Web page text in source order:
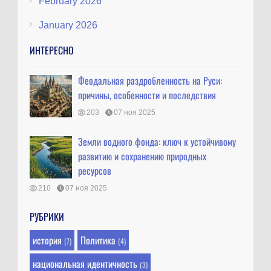
January 2026
ИНТЕРЕСНО
Феодальная раздробленность на Руси:
причины, особенности и последствия
203 07 ноя 2025
Земли водного фонда: ключ к устойчивому
развитию и сохранению природных
ресурсов
210 07 ноя 2025
РУБРИКИ
история (7) Политика (4)
национальная идентичность (3)